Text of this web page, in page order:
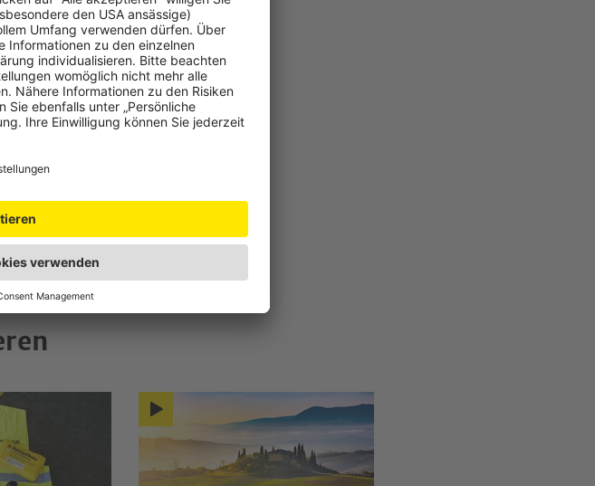
einer Anhänger-
ist, müssen Warntafeln verwendet
und mit integrierter Beleuchtung.
da ein Rundschreiben des italienischen
für den Fahrradtransport in
Es gibt keine Ausnahmeregelung